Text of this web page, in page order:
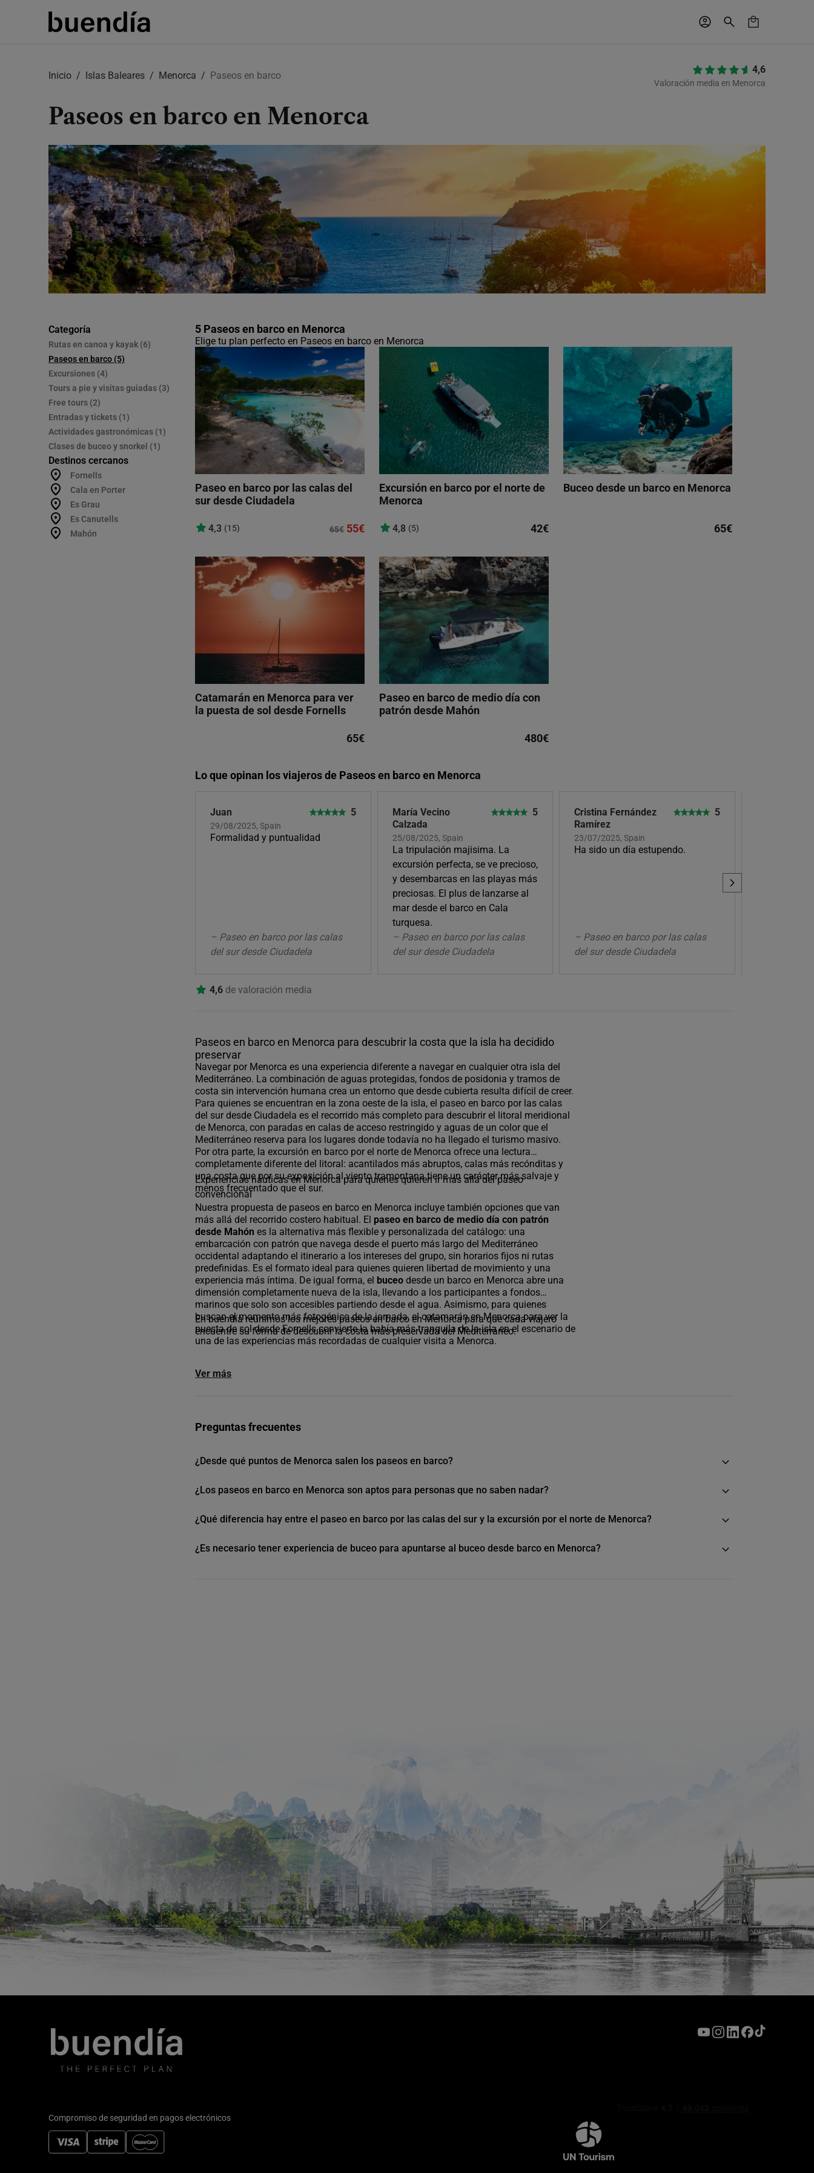
Inicio Islas Baleares Menorca Paseos en barco
Paseos en barco en Menorca
4,6
Valoración media en Menorca
Categoría
Rutas en canoa y kayak (6)
Paseos en barco (5)
Excursiones (4)
Tours a pie y visitas guiadas (3)
Free tours (2)
Entradas y tickets (1)
Actividades gastronómicas (1)
Clases de buceo y snorkel (1)
Destinos cercanos
Fornells
Cala en Porter
Es Grau
Es Canutells
Mahón
5 Paseos en barco en Menorca
Elige tu plan perfecto en Paseos en barco en Menorca
Paseo en barco por las calas del
sur desde Ciudadela
4,3 (15) 65€ 55€
Excursión en barco por el norte de
Menorca
4,8 (5) 42€
Buceo desde un barco en Menorca
65€
Catamarán en Menorca para ver
la puesta de sol desde Fornells
65€
Paseo en barco de medio día con
patrón desde Mahón
480€
Lo que opinan los viajeros de Paseos en barco en Menorca
Juan
29/08/2025, Spain
5
Formalidad y puntualidad
– Paseo en barco por las calas
del sur desde Ciudadela
María Vecino
Calzada
25/08/2025, Spain
5
La tripulación majisima. La
excursión perfecta, se ve precioso,
y desembarcas en las playas más
preciosas. El plus de lanzarse al
mar desde el barco en Cala
turquesa.
– Paseo en barco por las calas
del sur desde Ciudadela
Cristina Fernández
Ramírez
23/07/2025, Spain
5
Ha sido un día estupendo.
– Paseo en barco por las calas
del sur desde Ciudadela
4,6 de valoración media
Paseos en barco en Menorca para descubrir la costa que la isla ha decidido
preservar
Navegar por Menorca es una experiencia diferente a navegar en cualquier otra isla del
Mediterráneo. La combinación de aguas protegidas, fondos de posidonia y tramos de
costa sin intervención humana crea un entorno que desde cubierta resulta difícil de creer.
Para quienes se encuentran en la zona oeste de la isla, el paseo en barco por las calas
del sur desde Ciudadela es el recorrido más completo para descubrir el litoral meridional
de Menorca, con paradas en calas de acceso restringido y aguas de un color que el
Mediterráneo reserva para los lugares donde todavía no ha llegado el turismo masivo.
Por otra parte, la excursión en barco por el norte de Menorca ofrece una lectura
completamente diferente del litoral: acantilados más abruptos, calas más recónditas y
una costa que por su exposición al viento tramontana tiene un carácter más salvaje y
menos frecuentado que el sur.
Experiencias náuticas en Menorca para quienes quieren ir más allá del paseo
convencional
Nuestra propuesta de paseos en barco en Menorca incluye también opciones que van
más allá del recorrido costero habitual. El paseo en barco de medio día con patrón
desde Mahón es la alternativa más flexible y personalizada del catálogo: una
embarcación con patrón que navega desde el puerto más largo del Mediterráneo
occidental adaptando el itinerario a los intereses del grupo, sin horarios fijos ni rutas
predefinidas. Es el formato ideal para quienes quieren libertad de movimiento y una
experiencia más íntima. De igual forma, el buceodesde un barco en Menorca abre una
dimensión completamente nueva de la isla, llevando a los participantes a fondos
marinos que solo son accesibles partiendo desde el agua. Asimismo, para quienes
buscan el momento más fotogénico de la jornada, el catamarán en Menorca para ver la
puesta de sol desde Fornells convierte la bahía más tranquila de la isla en el escenario de
una de las experiencias más recordadas de cualquier visita a Menorca.
En buendía reunimos los mejores paseos en barco en Menorca para que cada viajero
encuentre su forma de descubrir la costa más preservada del Mediterráneo.
Ver más
Preguntas frecuentes
¿Desde qué puntos de Menorca salen los paseos en barco?
¿Los paseos en barco en Menorca son aptos para personas que no saben nadar?
¿Qué diferencia hay entre el paseo en barco por las calas del sur y la excursión por el norte de Menorca?
¿Es necesario tener experiencia de buceo para apuntarse al buceo desde barco en Menorca?
Compromiso de seguridad en pagos electrónicos